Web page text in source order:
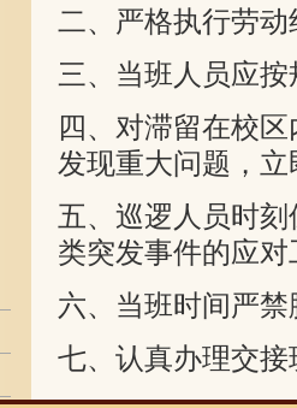
二、严格执行劳
三、当班人员应
四、对滞留在校
发现重大问题，
五、巡逻人员时
类突发事件的应对
六、当班时间严禁
七、认真办理交